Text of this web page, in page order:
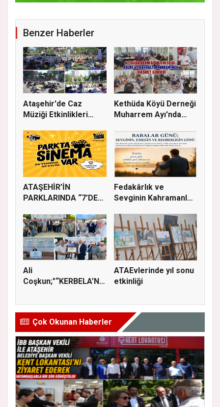
Benzer Haberler
Ataşehir'de Caz
Müziği Etkinlikleri
Kethüda Köyü Derneği
Muharrem Ayı'nda
ATAŞEHİR’İN
PARKLARINDA “7’DEN
Fedakârlık ve
Sevginin Kahramanları
Ali
Coşkun;"“KERBELA’NIN
HA...
ATAEvlerinde yıl sonu
etkinliği
Çok Okunan Haberler